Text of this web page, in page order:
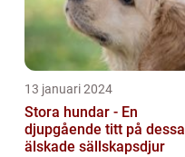
13 januari 2024
Stora hundar - En
djupgående titt på dessa
älskade sällskapsdjur